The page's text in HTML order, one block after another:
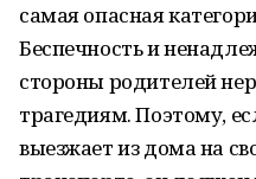
самая опасная
Беспечность и
стороны родителей
трагедиям. Поэтому,
выезжает из дома на